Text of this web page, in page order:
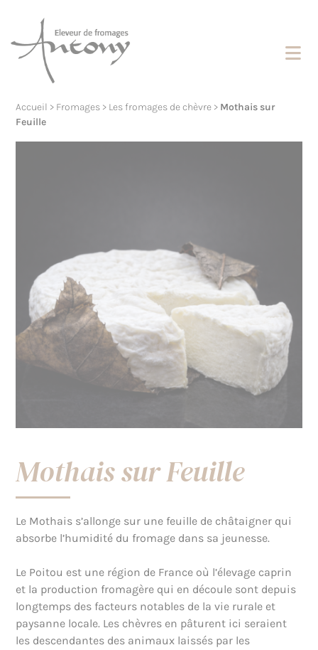
Accueil > Fromages > Les fromages de chèvre > Mothais sur
Feuille
Mothais sur Feuille
Le Mothais s’allonge sur une feuille de châtaigner qui
absorbe l’humidité du fromage dans sa jeunesse.
Le Poitou est une région de France où l’élevage caprin
et la production fromagère qui en découle sont depuis
longtemps des facteurs notables de la vie rurale et
paysanne locale. Les chèvres en pâturent ici seraient
les descendantes des animaux laissés par les